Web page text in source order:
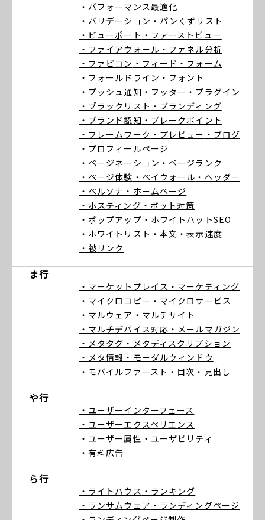
・パフォーマンス最適化
・バリデーション ・パンくずリスト
・ビューポート ・ファーストビュー
・ファイアウォール ・ファネル分析
・ファビコン ・フィード ・フォーム
・フォールドライン ・フォント
・プッシュ通知 ・フッター ・プラグイン
・ブラックリスト ・ブランディング
・ブランド認知 ・ブレークポイント
・フレームワーク ・プレビュー ・ブログ
・プロフィールページ
・ページネーション ・ページランク
・ページ体験 ・ペイウォール ・ヘッダー
・ペルソナ ・ホームページ
・ホスティング ・ボット対策
・ポップアップ ・ホワイトハットSEO
・ホワイトリスト ・本文 ・表示速度
・被リンク
ま行
・マーケットプレイス ・マーケティング
・マイクロコピー ・マイクロサービス
・マルウェア ・マルチサイト
・マルチデバイス対応 ・メールマガジン
・メタタグ ・メタディスクリプション
・メタ情報 ・モーダルウィンドウ
・モバイルファースト ・目次 ・見出し
や行
・ユーザーインターフェース
・ユーザーエクスペリエンス
・ユーザー属性 ・ユーザビリティ
・有料広告
ら行
・ライトハウス ・ランキング
・ランサムウェア ・ランディングページ